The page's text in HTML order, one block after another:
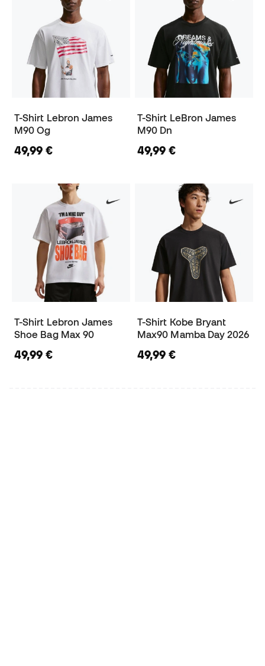
T-Shirt Lebron James
M90 Og
49,99 €
T-Shirt LeBron James
M90 Dn
49,99 €
T-Shirt Lebron James
Shoe Bag Max 90
49,99 €
T-Shirt Kobe Bryant
Max90 Mamba Day 2026
49,99 €